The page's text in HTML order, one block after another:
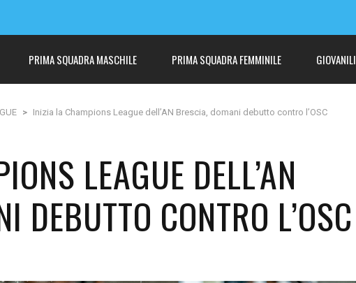
PRIMA SQUADRA MASCHILE PRIMA SQUADRA FEMMINILE GIOVANILI
> Inizia la Champions League dell’AN Brescia, domani debutto contro l’OSC
LEAGUE DELL’AN
DEBUTTO CONTRO L’OSC